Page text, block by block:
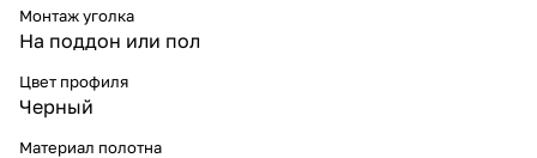
Монтаж уголка
На поддон или пол
Цвет профиля
Черный
Материал полотна